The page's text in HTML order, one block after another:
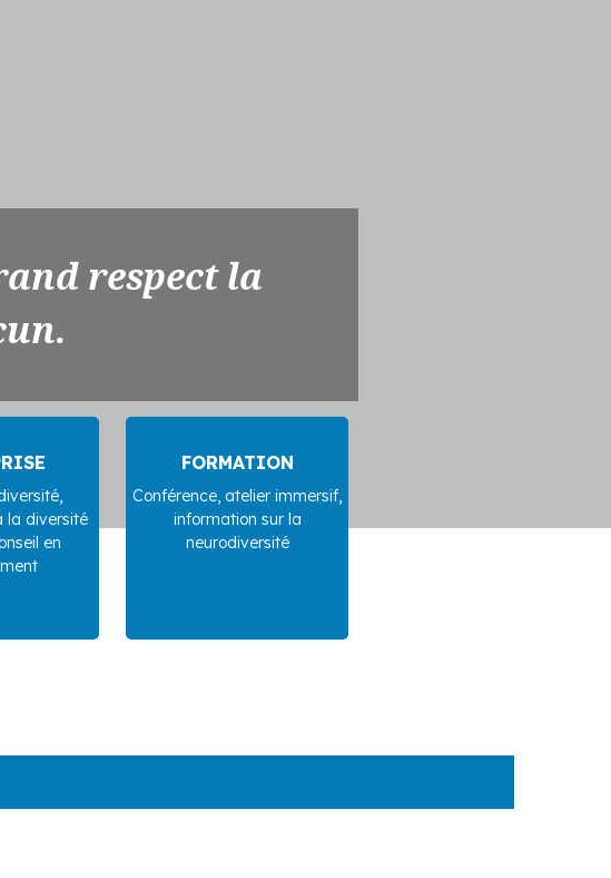
respect la
la diversité
en
FORMATION
Conférence, atelier immersif,
information sur la
neurodiversité